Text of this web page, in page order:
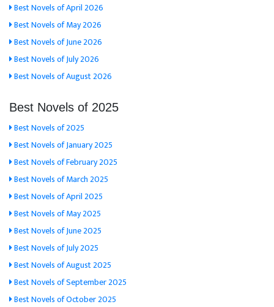
Best Novels of April 2026
Best Novels of May 2026
Best Novels of June 2026
Best Novels of July 2026
Best Novels of August 2026
Best Novels of 2025
Best Novels of 2025
Best Novels of January 2025
Best Novels of February 2025
Best Novels of March 2025
Best Novels of April 2025
Best Novels of May 2025
Best Novels of June 2025
Best Novels of July 2025
Best Novels of August 2025
Best Novels of September 2025
Best Novels of October 2025